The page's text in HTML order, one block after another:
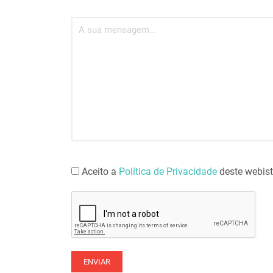
Aceito a Política de Privacidade deste